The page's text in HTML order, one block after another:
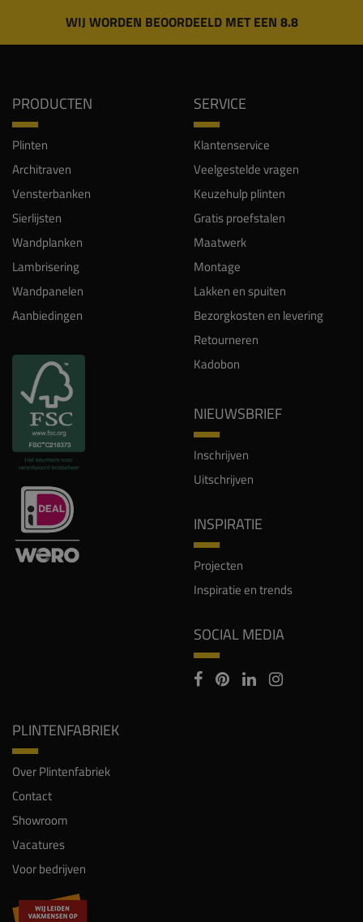
WIJ WORDEN BEOORDEELD MET EEN 8.8
PRODUCTEN
Plinten
Architraven
Vensterbanken
Sierlijsten
Wandplanken
Lambrisering
Wandpanelen
Aanbiedingen
SERVICE
Klantenservice
Veelgestelde vragen
Keuzehulp plinten
Gratis proefstalen
Maatwerk
Montage
Lakken en spuiten
Bezorgkosten en levering
Retourneren
Kadobon
NIEUWSBRIEF
Inschrijven
Uitschrijven
INSPIRATIE
Projecten
Inspiratie en trends
SOCIAL MEDIA
PLINTENFABRIEK
Over Plintenfabriek
Contact
Showroom
Vacatures
Voor bedrijven